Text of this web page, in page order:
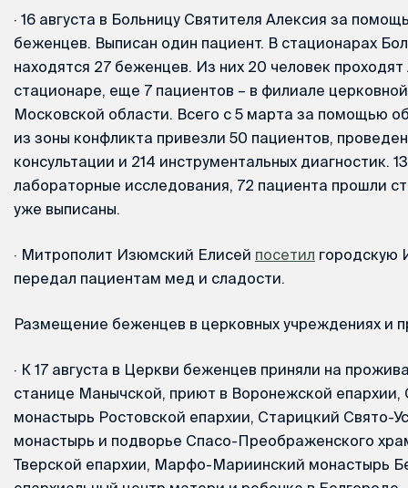
· 16 августа в Больницу Святителя Алексия за
беженцев. Выписан один пациент. В стационарах
находятся 27 беженцев. Из них 20 человек
стационаре, еще 7 пациентов – в филиале
Московской области. Всего с 5 марта за помощью
из зоны конфликта привезли 50 пациентов,
консультации и 214 инструментальных диагностик.
лабораторные исследования, 72 пациента прошли
уже выписаны.
· Митрополит Изюмский Елисей посетил городскую
передал пациентам мед и сладости.
Размещение беженцев в церковных учреждениях и
· К 17 августа в Церкви беженцев приняли на
станице Манычской, приют в Воронежской
монастырь Ростовской епархии, Старицкий Свято-
монастырь и подворье Спасо-Преображенского
Тверской епархии, Марфо-Мариинский монастырь